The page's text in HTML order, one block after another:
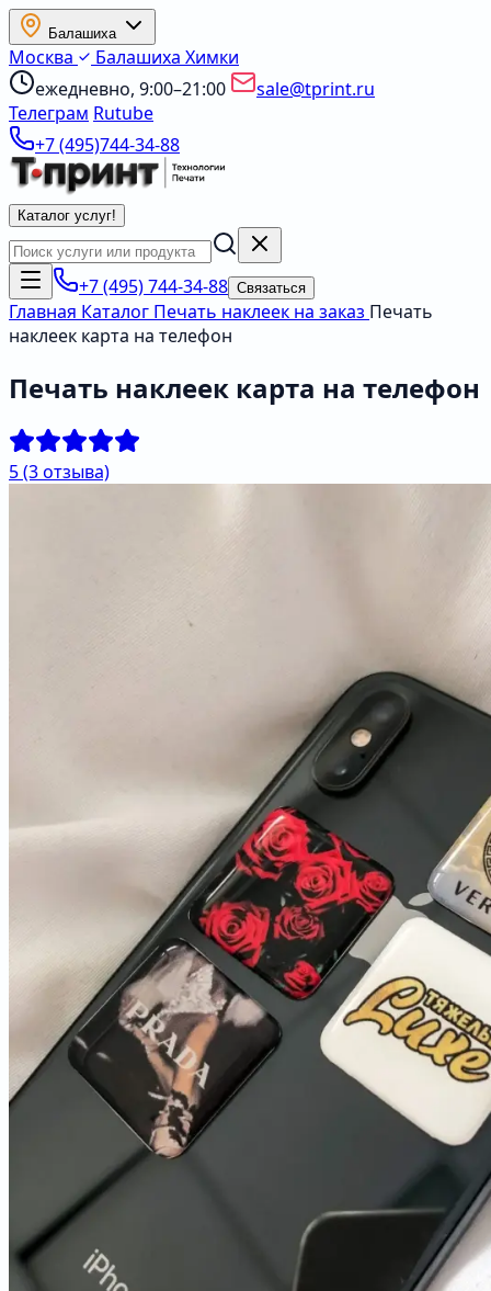
Балашиха
Москва Балашиха Химки
ежедневно, 9:00–21:00
sale@tprint.ru
Телеграм Rutube
+7 (495)744-34-88
Каталог услуг!
+7 (495) 744-34-88 Связаться
Главная Каталог Печать наклеек на заказ Печать
наклеек карта на телефон
Печать наклеек карта на телефон
5(3 отзыва)